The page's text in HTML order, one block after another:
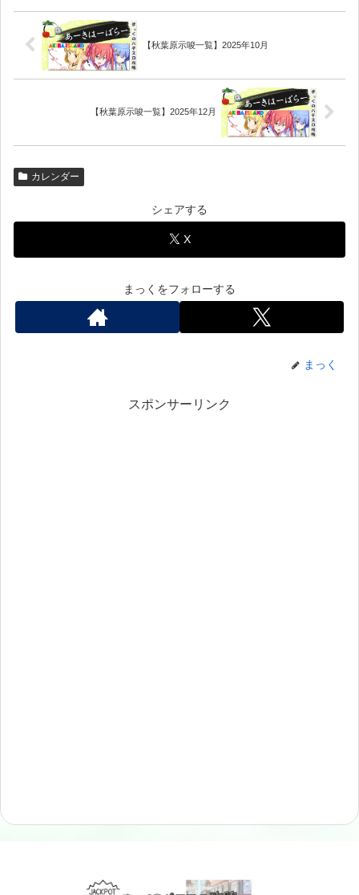
【秋葉原示唆一覧】2025年10月
【秋葉原示唆一覧】2025年12月
カレンダー
シェアする
X
まっくをフォローする
まっく
スポンサーリンク